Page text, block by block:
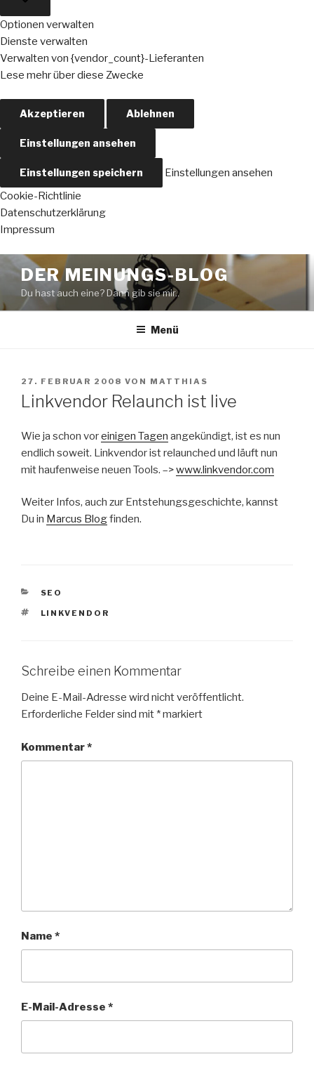
Optionen verwalten
Dienste verwalten
Verwalten von {vendor_count}-Lieferanten
Lese mehr über diese Zwecke
Akzeptieren Ablehnen
Einstellungen ansehen
Einstellungen speichern
Einstellungen ansehen
Cookie-Richtlinie
Datenschutzerklärung
Impressum
Zum
Inhalt
springen
DER MEINUNGS-BLOG
Du hast auch eine? Dann gib sie mir..
Menü
VERÖFFENTLICHT
AM
27. FEBRUAR 2008 VON MATTHIAS
Linkvendor Relaunch ist live
Wie ja schon voreinigen Tagen angekündigt, ist es nun
endlich soweit. Linkvendor ist relaunched und läuft nun
mit haufenweise neuen Tools. –>www.linkvendor.com
Weiter Infos, auch zur Entstehungsgeschichte, kannst
Du in Marcus Blogfinden.
KATEGORIEN
SEO
SCHLAGWÖRTER
LINKVENDOR
Schreibe einen Kommentar
Deine E-Mail-Adresse wird nicht veröffentlicht.
Erforderliche Felder sind mit *markiert
Kommentar*
Name *
E-Mail-Adresse *